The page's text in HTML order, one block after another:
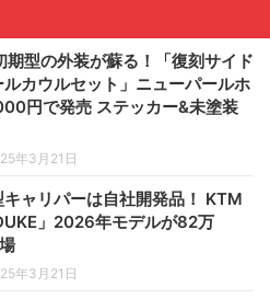
期型の外装が蘇る！「復刻サイド
ルカウルセット」ニューパールホ
円で発売 ステッカー&未塗装
年3月21日
キャリパーは自社開発品！ KTM
」2026年モデルが82万
年3月21日